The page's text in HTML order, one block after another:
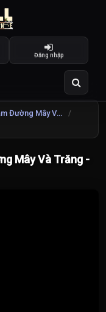
Đăng nhập
Tám Nghìn Dặm Đường Mây Và Trăng
Mây Và Trăng -